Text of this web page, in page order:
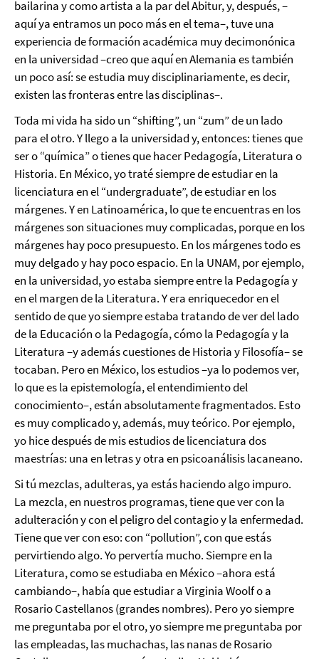
bailarina y como artista a la par del Abitur, y, después, –
aquí ya entramos un poco más en el tema–, tuve una
experiencia de formación académica muy decimonónica
en la universidad –creo que aquí en Alemania es también
un poco así: se estudia muy disciplinariamente, es decir,
existen las fronteras entre las disciplinas–.
Toda mi vida ha sido un “shifting”, un “zum” de un lado
para el otro. Y llego a la universidad y, entonces: tienes que
ser o “química” o tienes que hacer Pedagogía, Literatura o
Historia. En México, yo traté siempre de estudiar en la
licenciatura en el “undergraduate”, de estudiar en los
márgenes. Y en Latinoamérica, lo que te encuentras en los
márgenes son situaciones muy complicadas, porque en los
márgenes hay poco presupuesto. En los márgenes todo es
muy delgado y hay poco espacio. En la UNAM, por ejemplo,
en la universidad, yo estaba siempre entre la Pedagogía y
en el margen de la Literatura. Y era enriquecedor en el
sentido de que yo siempre estaba tratando de ver del lado
de la Educación o la Pedagogía, cómo la Pedagogía y la
Literatura –y además cuestiones de Historia y Filosofía– se
tocaban. Pero en México, los estudios –ya lo podemos ver,
lo que es la epistemología, el entendimiento del
conocimiento–, están absolutamente fragmentados. Esto
es muy complicado y, además, muy teórico. Por ejemplo,
yo hice después de mis estudios de licenciatura dos
maestrías: una en letras y otra en psicoanálisis lacaneano.
Si tú mezclas, adulteras, ya estás haciendo algo impuro.
La mezcla, en nuestros programas, tiene que ver con la
adulteración y con el peligro del contagio y la enfermedad.
Tiene que ver con eso: con “pollution”, con que estás
pervirtiendo algo. Yo pervertía mucho. Siempre en la
Literatura, como se estudiaba en México –ahora está
cambiando–, había que estudiar a Virginia Woolf o a
Rosario Castellanos (grandes nombres). Pero yo siempre
me preguntaba por el otro, yo siempre me preguntaba por
las empleadas, las muchachas, las nanas de Rosario